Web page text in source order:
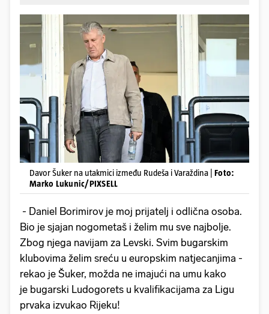
Davor Šuker na utakmici između Rudeša i Varaždina | Foto:
Marko Lukunic/PIXSELL
- Daniel Borimirov je moj prijatelj i odlična osoba.
Bio je sjajan nogometaš i želim mu sve najbolje.
Zbog njega navijam za Levski. Svim bugarskim
klubovima želim sreću u europskim natjecanjima -
rekao je Šuker, možda ne imajući na umu kako
je bugarski Ludogorets u kvalifikacijama za Ligu
prvaka izvukao Rijeku!